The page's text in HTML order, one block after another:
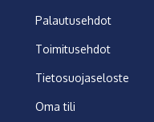
Palautusehdot
Toimitusehdot
Tietosuojaseloste
Oma tili